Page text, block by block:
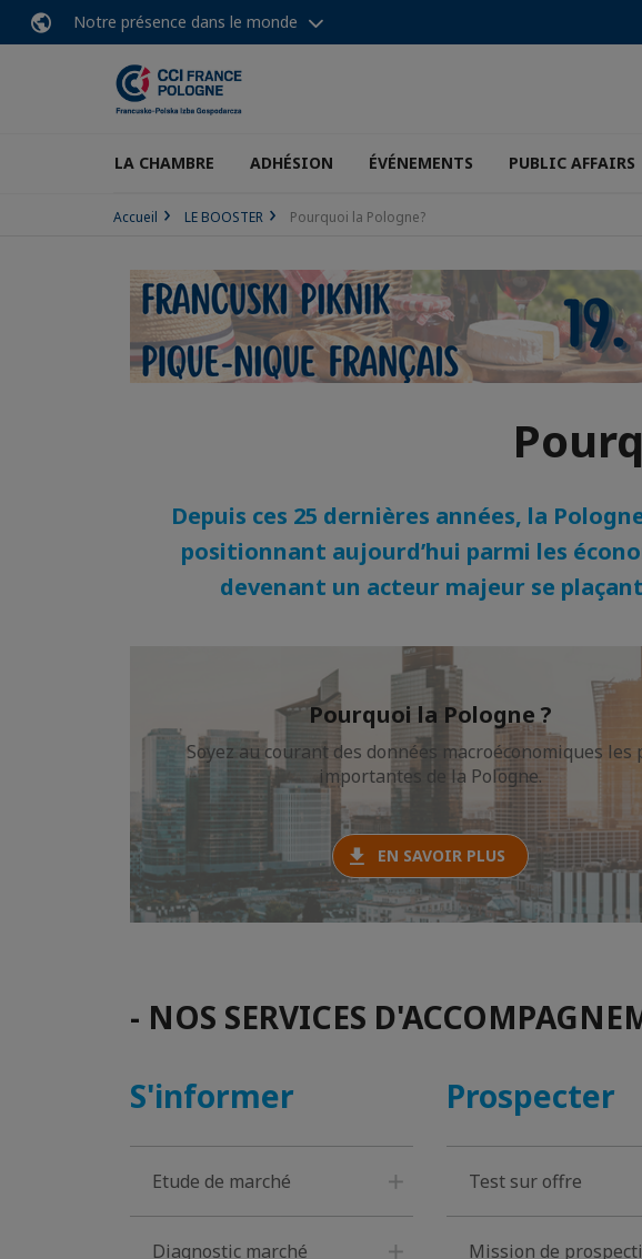
Notre présence dans le monde
LA CHAMBRE ADHÉSION ÉVÉNEMENTS PUBLIC AFFAIRS
Accueil LE BOOSTER Pourquoi la Pologne?
Depuis ces 25 dernières années, la
positionnant aujourd’hui parmi les
devenant un acteur majeur se
Pourquoi la Pologne ?
Soyez au courant des données macroéconomiques les
importantes de la Pologne.
EN SAVOIR PLUS
- NOS SERVICES
S'informer
Etude de marché
Diagnostic marché
Prospecter
Test sur offre
Mission de